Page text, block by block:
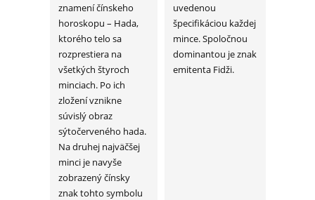
znamení čínskeho
horoskopu – Hada,
ktorého telo sa
rozprestiera na
všetkých štyroch
minciach. Po ich
zložení vznikne
súvislý obraz
sýtočerveného hada.
Na druhej najväčšej
minci je navyše
zobrazený čínsky
znak tohto symbolu
uvedenou
špecifikáciou každej
mince. Spoločnou
dominantou je znak
emitenta Fidži.